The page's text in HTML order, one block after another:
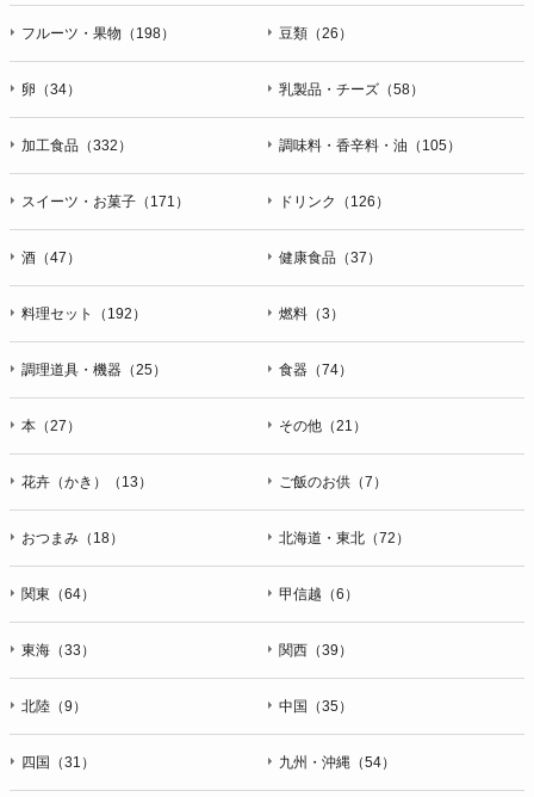
フルーツ・果物（198） 豆類（26）
卵（34） 乳製品・チーズ（58）
加工食品（332） 調味料・香辛料・油（105）
スイーツ・お菓子（171） ドリンク（126）
酒（47） 健康食品（37）
料理セット（192） 燃料（3）
調理道具・機器（25） 食器（74）
本（27） その他（21）
花卉（かき）（13） ご飯のお供（7）
おつまみ（18） 北海道・東北（72）
関東（64） 甲信越（6）
東海（33） 関西（39）
北陸（9） 中国（35）
四国（31） 九州・沖縄（54）